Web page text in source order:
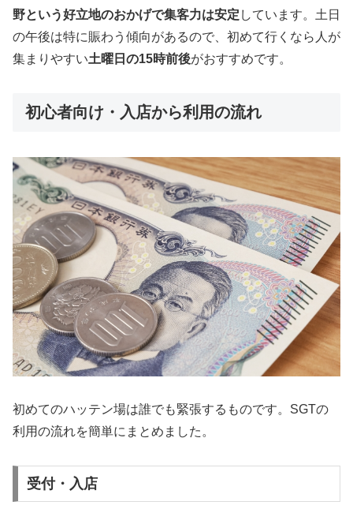
野という好立地のおかげで集客力は安定 しています。土日
の午後は特に賑わう傾向があるので、初めて行くなら人が
集まりやすい土曜日の15時前後がおすすめです。
初心者向け・入店から利用の流れ
初めてのハッテン場は誰でも緊張するものです。SGTの
利用の流れを簡単にまとめました。
受付・入店